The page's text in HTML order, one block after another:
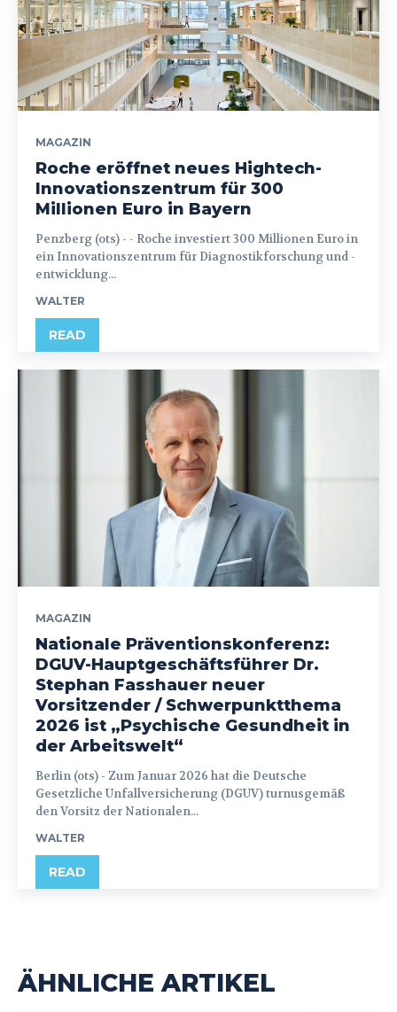
MAGAZIN
Roche eröffnet neues Hightech-
Innovationszentrum für 300
Millionen Euro in Bayern
Penzberg (ots) - - Roche investiert 300 Millionen Euro in
ein Innovationszentrum für Diagnostikforschung und -
entwicklung...
WALTER
READ
MAGAZIN
Nationale Präventionskonferenz:
DGUV-Hauptgeschäftsführer Dr.
Stephan Fasshauer neuer
Vorsitzender / Schwerpunktthema
2026 ist „Psychische Gesundheit in
der Arbeitswelt“
Berlin (ots) - Zum Januar 2026 hat die Deutsche
Gesetzliche Unfallversicherung (DGUV) turnusgemäß
den Vorsitz der Nationalen...
WALTER
READ
ÄHNLICHE ARTIKEL